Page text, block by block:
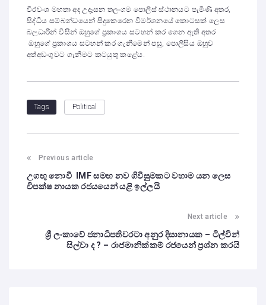
වීරවංශ මහතා අද උදෑසන තලංගම පොලිස් ස්ථානයට පැමිණි අතර,
සිද්ධිය සම්බන්ධයෙන් සිදුකෙරෙන විමර්ශනයේ කොටසක් ලෙස
බලධාරීන් විසින් ඔහුගේ ප්‍රකාශය සටහන් කර ගෙන ඇති අතර
ඔහුගේ ප්‍රකාශය සටහන් කර ගැනීමෙන් පසු, පොලිසිය ඔහුව
අත්අඩංගුවට ගැනීමට කටයුතු කළේය.
Tags Political
Previous article
උගඟු නොවී IMF සමඟ නව ගිවිසුමකට වහාම යන ලෙස
විපක්ෂ නායක රජයයෙන් යළි ඉල්ලයි
Next article
ශ්‍රී ලංකාවේ ජනාධිපතිවරටා අනුර දිසානායක – ටිල්වින්
සිල්වා ද ? – රාජමානික්කම් රජයෙන් ප්‍රශ්න කරයි